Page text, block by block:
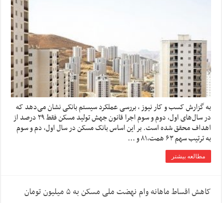
به گزارش کسب و کار نیوز ، بررسی عملکرد سیستم بانکی نشان می‌دهد که
در سال‌های اول، دوم و سوم اجرا قانون جهش تولید مسکن فقط ۲۹ درصد از
اهداف محقق شده است. بر این اساس بانک مسکن در سال اول، دم و سوم
به ترتیب سهم ۶۳ همت،‌۸۱ و …
مطالعه بیشتر
کاهش اقساط ماهانه وام نهضت ملی مسکن به ۵ میلیون تومان